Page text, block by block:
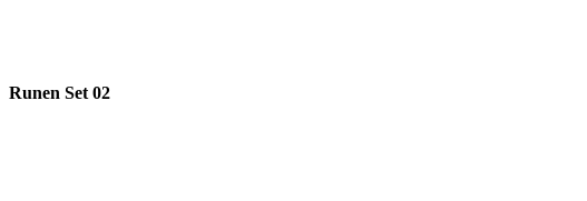
Runen Set 02